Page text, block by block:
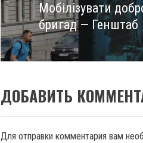
Next
post:
Мобілізувати
бригад — Генштаб
ДОБАВИТЬ
Для отправки комментария вам